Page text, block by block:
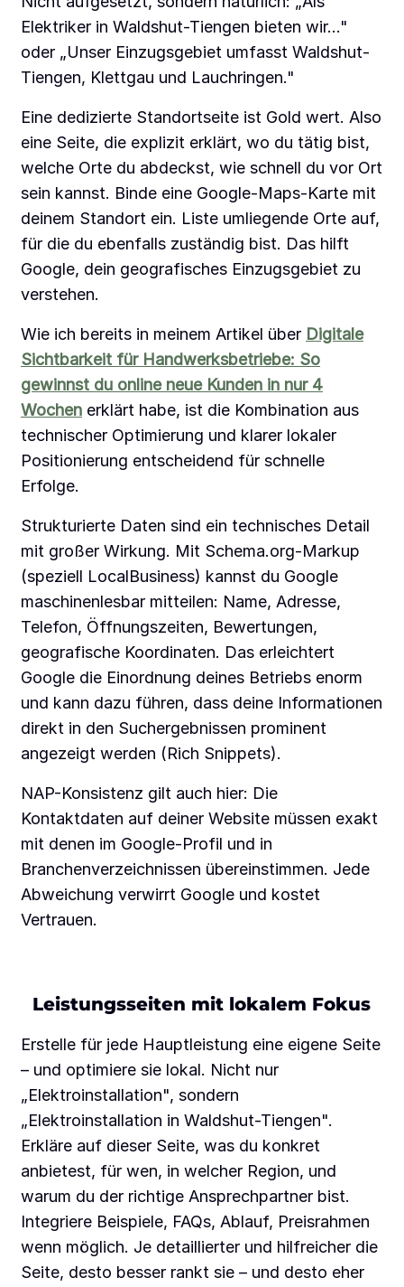
Elektriker in Waldshut-Tiengen bieten wir..."
oder „Unser Einzugsgebiet umfasst Waldshut-
Tiengen, Klettgau und Lauchringen."
Eine dedizierte Standortseite ist Gold wert. Also
eine Seite, die explizit erklärt, wo du tätig bist,
welche Orte du abdeckst, wie schnell du vor Ort
sein kannst. Binde eine Google-Maps-Karte mit
deinem Standort ein. Liste umliegende Orte auf,
für die du ebenfalls zuständig bist. Das hilft
Google, dein geografisches Einzugsgebiet zu
verstehen.
Wie ich bereits in meinem Artikel über Digitale
Sichtbarkeit für Handwerksbetriebe: So
gewinnst du online neue Kunden in nur 4
Wochen erklärt habe, ist die Kombination aus
technischer Optimierung und klarer lokaler
Positionierung entscheidend für schnelle
Erfolge.
Strukturierte Daten sind ein technisches Detail
mit großer Wirkung. Mit Schema.org-Markup
(speziell LocalBusiness) kannst du Google
maschinenlesbar mitteilen: Name, Adresse,
Telefon, Öffnungszeiten, Bewertungen,
geografische Koordinaten. Das erleichtert
Google die Einordnung deines Betriebs enorm
und kann dazu führen, dass deine Informationen
direkt in den Suchergebnissen prominent
angezeigt werden (Rich Snippets).
NAP-Konsistenz gilt auch hier: Die
Kontaktdaten auf deiner Website müssen exakt
mit denen im Google-Profil und in
Branchenverzeichnissen übereinstimmen. Jede
Abweichung verwirrt Google und kostet
Vertrauen.
Leistungsseiten mit lokalem Fokus
Erstelle für jede Hauptleistung eine eigene Seite
– und optimiere sie lokal. Nicht nur
„Elektroinstallation", sondern
„Elektroinstallation in Waldshut-Tiengen".
Erkläre auf dieser Seite, was du konkret
anbietest, für wen, in welcher Region, und
warum du der richtige Ansprechpartner bist.
Integriere Beispiele, FAQs, Ablauf, Preisrahmen
wenn möglich. Je detaillierter und hilfreicher die
Seite, desto besser rankt sie – und desto eher